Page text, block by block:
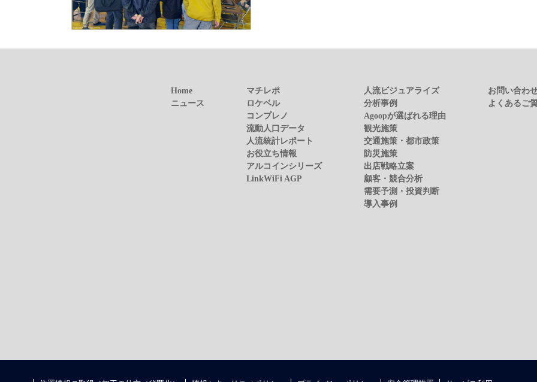
Home
ニュース
マチレポ
ロケベル
コンプレノ
流動人口データ
人流統計レポート
お役立ち情報
アルコインシリーズ
LinkWiFi AGP
人流ビジュアライズ
分析事例
Agoopが選ばれる理由
観光施策
交通施策・都市政策
防災施策
出店戦略立案
顧客・競合分析
需要予測・投資判断
導入事例
お問い合わ
よくあるご